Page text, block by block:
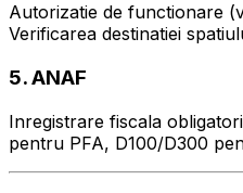
Autorizatie de functionare
Verificarea destinatiei
5. ANAF
Inregistrare fiscala
pentru PFA, D100/D300